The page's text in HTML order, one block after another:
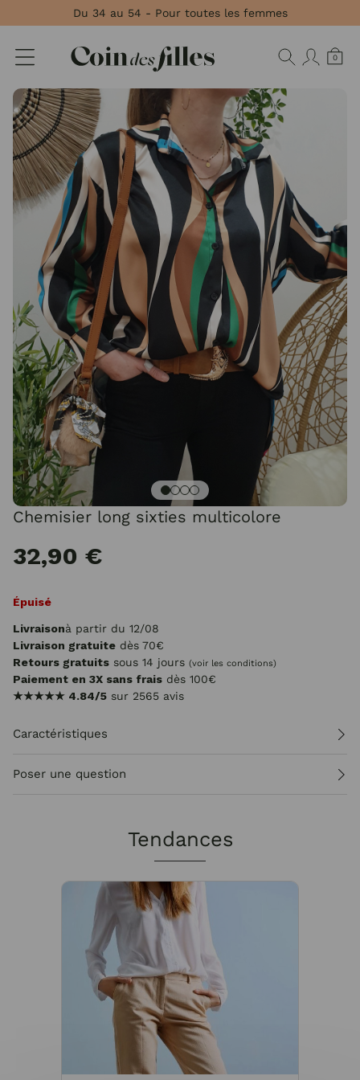
Du 34 au 54 - Pour toutes les femmes
0
Chemisier long sixties multicolore
32,90 €
Épuisé
Livraisonà partir du 12/08
Livraison gratuite dès 70€
Retours gratuits sous 14 jours (voir les conditions)
Paiement en 3X sans frais dès 100€
★★★★★ 4.84/5 sur 2565 avis
Caractéristiques
Poser une question
Tendances
Panneau de gestion des cookies